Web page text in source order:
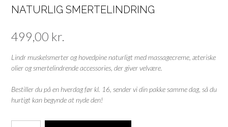
NATURLIG SMERTELINDRING
499,00 kr.
Lindr muskelsmerter og hovedpine naturligt med massagecreme, æteriske
olier og smertelindrende accessories, der giver velvære.
Bestiller du på en hverdag før kl. 16, sender vi din pakke samme dag, så du
hurtigt kan begynde at nyde den!